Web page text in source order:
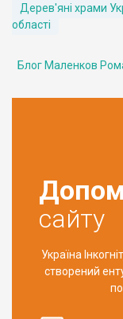
Дерев'яні храми
області
Блог Маленков
сайту
Україна
створений